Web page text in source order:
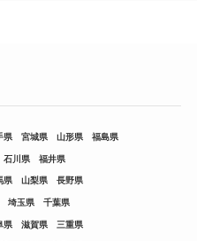
県 宮城県 山形県 福島県
石川県 福井県
県 山梨県 長野県
埼玉県 千葉県
県 滋賀県 三重県